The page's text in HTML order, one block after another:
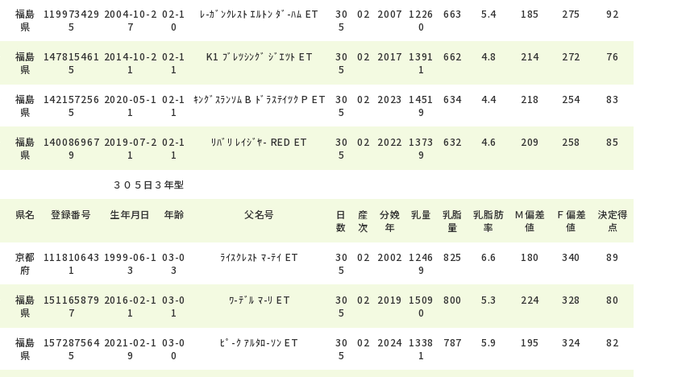
福島
県
119973429
5
2004-10-2
7
02-1
0
ﾚ-ｶﾞﾝｸﾚｽﾄ ｴﾙﾄﾝ ﾀﾞ-ﾊﾑ ET
30
5
02 2007 1226
0
663 5.4 185 275 92
福島
県
147815461
5
2014-10-2
1
02-1
1
K1 ﾌﾞﾚﾂｼﾝｸﾞ ｼﾞｴﾂﾄ ET
30
5
02 2017 1391
1
662 4.8 214 272 76
福島
県
142157256
5
2020-05-1
1
02-1
1
ｷﾝｸﾞｽﾗﾝｿﾑ B ﾄﾞﾗｽﾃｲﾂｸ P ET
30
5
02 2023
1451
9
634 4.4 218 254 83
福島
県
140086967
9
2019-07-2
1
02-1
1
ﾘﾊﾞﾘ ﾚｲｼﾞﾔ- RED ET
30
5
02 2022 1373
9
632 4.6 209 258 85
３０５日３年型
県名 登録番号 生年月日 年齢 父名号
日
数
産
次
分娩
年
乳量
乳脂
量
乳脂肪
率
Ｍ偏差
値
Ｆ偏差
値
決定得
点
京都
府
111810643
1
1999-06-1
3
03-0
3
ﾗｲｽｸﾚｽﾄ ﾏ-ﾃｲ ET
30
5
02 2002 1246
9
825 6.6 180 340 89
福島
県
151165879
7
2016-02-1
1
03-0
1
ﾜ-ﾃﾞﾙ ﾏ-ﾘ ET
30
5
02 2019
1509
0
800 5.3 224 328 80
福島
県
157287564
5
2021-02-1
9
03-0
0
ﾋﾟ-ｸ ｱﾙﾀﾛ-ｿﾝ ET
30
5
02 2024 1338
1
787 5.9 195 324 82